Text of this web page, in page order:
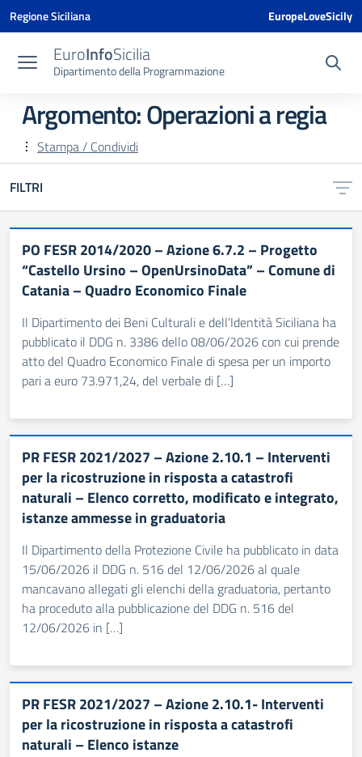
Vai ai contenuti
Vai al menu di navigazione
Vai al footer
Vai al banner delle Cookie Policy
Regione Siciliana EuropeLoveSicily
EuroInfoSicilia
Dipartimento della Programmazione
Argomento: Operazioni a regia
Stampa / Condividi
FILTRI
PO FESR 2014/2020 – Azione 6.7.2 – Progetto
“Castello Ursino – OpenUrsinoData” – Comune di
Catania – Quadro Economico Finale
Il Dipartimento dei Beni Culturali e dell’Identità Siciliana ha
pubblicato il DDG n. 3386 dello 08/06/2026 con cui prende
atto del Quadro Economico Finale di spesa per un importo
pari a euro 73.971,24, del verbale di […]
PR FESR 2021/2027 – Azione 2.10.1 – Interventi
per la ricostruzione in risposta a catastrofi
naturali – Elenco corretto, modificato e integrato,
istanze ammesse in graduatoria
Il Dipartimento della Protezione Civile ha pubblicato in data
15/06/2026 il DDG n. 516 del 12/06/2026 al quale
mancavano allegati gli elenchi della graduatoria, pertanto
ha proceduto alla pubblicazione del DDG n. 516 del
12/06/2026 in […]
PR FESR 2021/2027 – Azione 2.10.1- Interventi
per la ricostruzione in risposta a catastrofi
naturali – Elenco istanze